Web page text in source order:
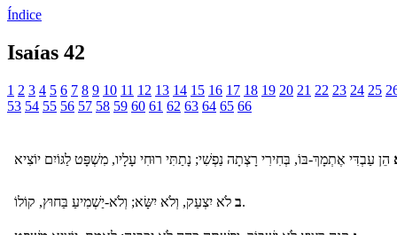
Índice
Isaías 42
1 2 3 4 5 6 7 8 9 10 11 12 13 14 15 16 17 18 19 20 21 22 23 24 25
53 54 55 56 57 58 59 60 61 62 63 64 65 66
בלֹא יִצְעַק, וְלֹא יִשָּׂא; וְלֹא-יַשְׁמִיעַ בַּחוּץ, קוֹלוֹ.